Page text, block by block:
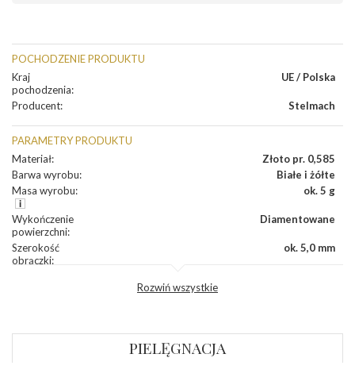
POCHODZENIE PRODUKTU
Kraj
pochodzenia:
UE / Polska
Producent: Stelmach
PARAMETRY PRODUKTU
Materiał:
Złoto pr. 0,585
Barwa wyrobu:
Białe i żółte
Masa wyrobu: ok. 5 g
Wykończenie
powierzchni:
Diamentowane
Szerokość
obrączki:
ok. 5,0 mm
Rozwiń wszystkie
PIELĘGNACJA